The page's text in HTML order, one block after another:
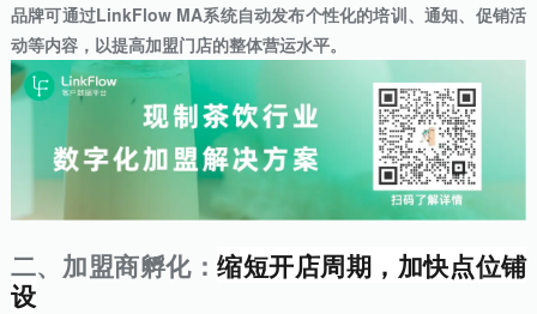
品牌可通过LinkFlow MA系统自动发布个性化的培训、通知、促销活
动等内容，以提高加盟门店的整体营运水平。
二、加盟商孵化：缩短开店周期，加快点位铺
设